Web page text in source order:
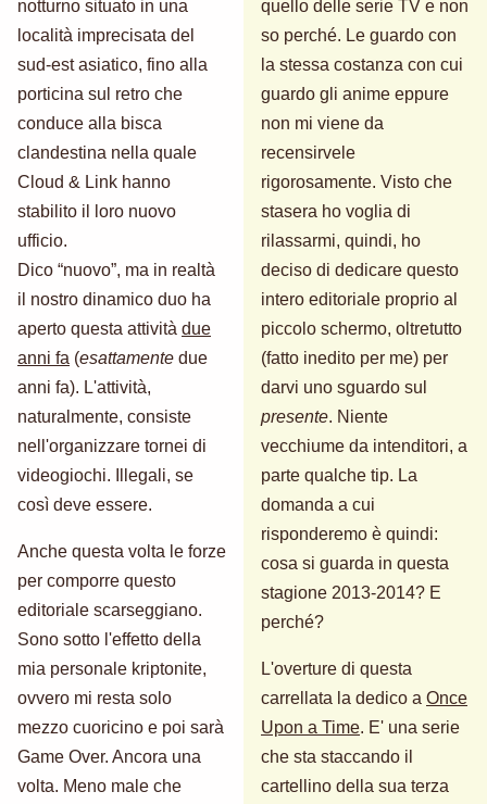
notturno situato in una
località imprecisata del
sud-est asiatico, fino alla
porticina sul retro che
conduce alla bisca
clandestina nella quale
Cloud & Link hanno
stabilito il loro nuovo
ufficio.
Dico “nuovo”, ma in realtà
il nostro dinamico duo ha
aperto questa attività due
anni fa (esattamente due
anni fa). L'attività,
naturalmente, consiste
nell'organizzare tornei di
videogiochi. Illegali, se
così deve essere.
Anche questa volta le forze
per comporre questo
editoriale scarseggiano.
Sono sotto l'effetto della
mia personale kriptonite,
ovvero mi resta solo
mezzo cuoricino e poi sarà
Game Over. Ancora una
volta. Meno male che
quello delle serie TV e non
so perché. Le guardo con
la stessa costanza con cui
guardo gli anime eppure
non mi viene da
recensirvele
rigorosamente. Visto che
stasera ho voglia di
rilassarmi, quindi, ho
deciso di dedicare questo
intero editoriale proprio al
piccolo schermo, oltretutto
(fatto inedito per me) per
darvi uno sguardo sul
presente. Niente
vecchiume da intenditori, a
parte qualche tip. La
domanda a cui
risponderemo è quindi:
cosa si guarda in questa
stagione 2013-2014? E
perché?
L'overture di questa
carrellata la dedico a Once
Upon a Time. E' una serie
che sta staccando il
cartellino della sua terza